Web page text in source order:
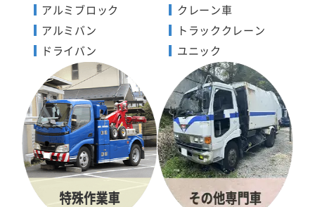
アルミブロック
アルミバン
ドライバン
クレーン車
トラッククレーン
ユニック